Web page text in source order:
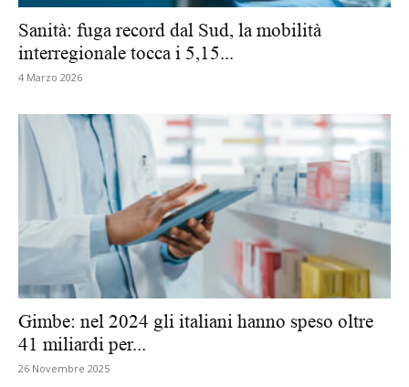
Sanità: fuga record dal Sud, la mobilità
interregionale tocca i 5,15...
4 Marzo 2026
Gimbe: nel 2024 gli italiani hanno speso oltre
41 miliardi per...
26 Novembre 2025